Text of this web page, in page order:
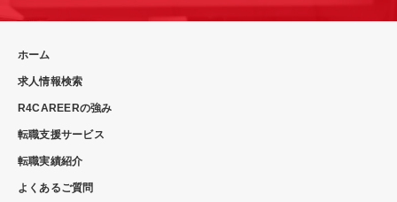
ホーム
求人情報検索
R4CAREERの強み
転職支援サービス
転職実績紹介
よくあるご質問